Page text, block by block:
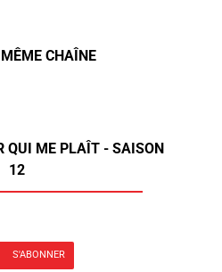
CHAÎNE
QUI ME PLAÎT - SAISON
12
S'ABONNER